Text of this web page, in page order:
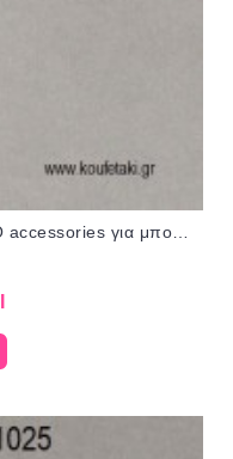
ΕΛΙΑΣ ΚΛΑΔΙ ΠΛΑΤΥ ΕΠΑΡΓΥΡΟ accessories για μπομπονιέρες - δώρα ΕΦ-05556/41017 0.30€!!!